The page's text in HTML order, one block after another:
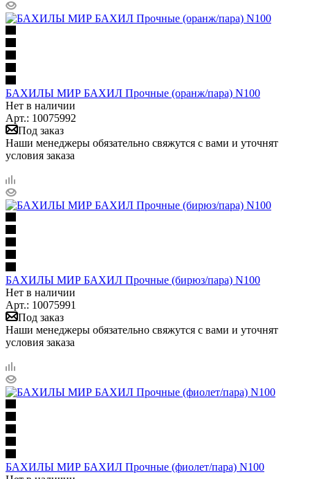
БАХИЛЫ МИР БАХИЛ Прочные (оранж/пара) N100
Нет в наличии
Арт.: 10075992
Под заказ
Наши менеджеры обязательно свяжутся с вами и уточнят
условия заказа
БАХИЛЫ МИР БАХИЛ Прочные (бирюз/пара) N100
Нет в наличии
Арт.: 10075991
Под заказ
Наши менеджеры обязательно свяжутся с вами и уточнят
условия заказа
БАХИЛЫ МИР БАХИЛ Прочные (фиолет/пара) N100